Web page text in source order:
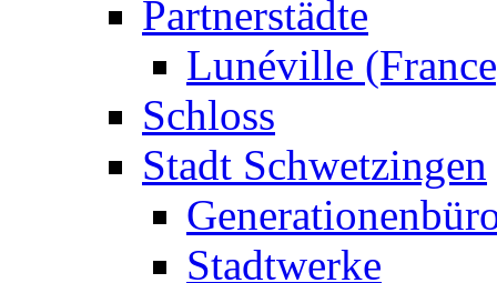
Partnerstädte
Lunéville
Schloss
Stadt Schwetzingen
Stadtwerke